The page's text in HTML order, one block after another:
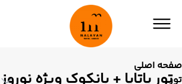
صفحه اصلی
تورتور پاتایا + بانکوک ویژه نوروز ۱۴۰5